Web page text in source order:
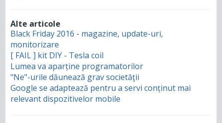
Alte articole
Black Friday 2016 - magazine, update-uri,
monitorizare
[ FAIL ] kit DIY - Tesla coil
Lumea va aparține programatorilor
"Ne"-urile dăunează grav societăţii
Google se adaptează pentru a servi conținut mai
relevant dispozitivelor mobile